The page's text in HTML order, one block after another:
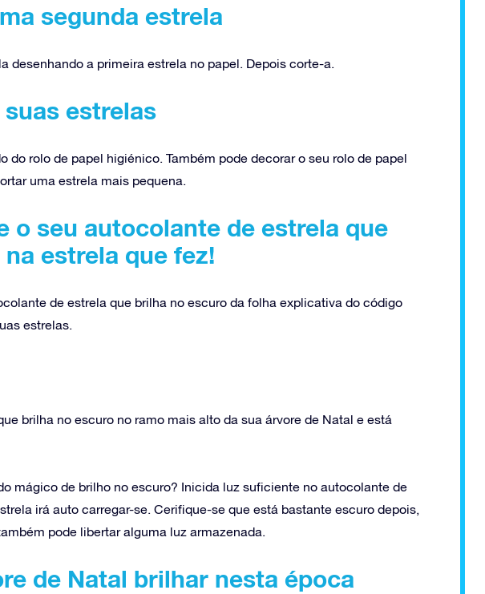
segunda estrela
desenhando a primeira estrela no papel. Depois corte-a.
estrelas
do rolo de papel higiénico. Também pode decorar o seu rolo de papel
uma estrela mais pequena.
o seu autocolante de estrela que
estrela que fez!
de estrela que brilha no escuro da folha explicativa do código
estrelas.
brilha no escuro no ramo mais alto da sua árvore de Natal e está
mágico de brilho no escuro? Inicida luz suficiente no autocolante de
irá auto carregar-se. Cerifique-se que está bastante escuro depois,
pode libertar alguma luz armazenada.
de Natal brilhar nesta época